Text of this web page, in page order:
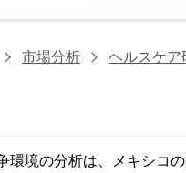
市場分析 ヘルスケア
環境の分析は、メキシコ